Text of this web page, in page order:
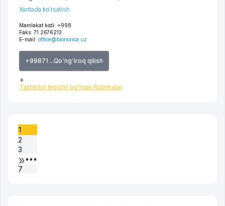
Mamlakat kodi: +998
Faks: 71 2676213
E-mail: office@bionorica.uz
+99871 ...Qo'ng'iroq qilish
Tashkilot tegishli bo'lgan Rubrikalar
Xaritada ko'rsatish
1
2
3
•••
7